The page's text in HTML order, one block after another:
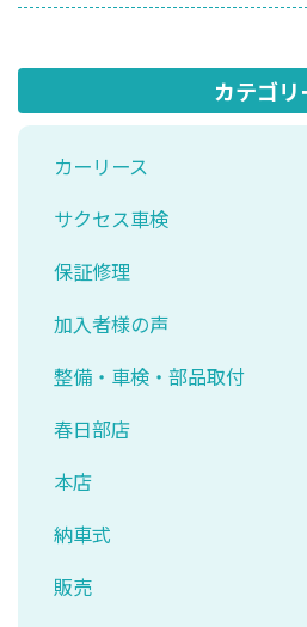
カテゴリ
カーリース
サクセス車検
保証修理
加入者様の声
整備・車検・部品取付
春日部店
本店
納車式
販売